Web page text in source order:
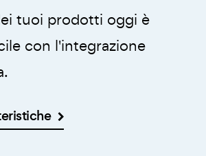
tuoi prodotti oggi è
con l'integrazione